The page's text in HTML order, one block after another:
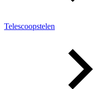
Telescoopstelen